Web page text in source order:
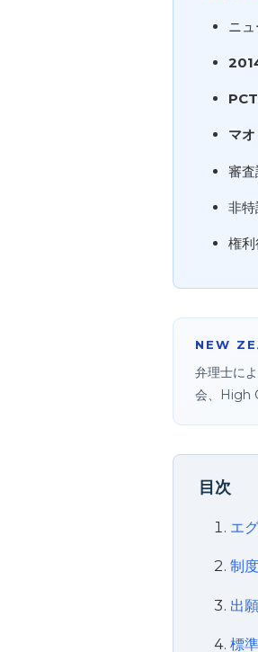
ニ
マ
審
非
権
NEW
弁理士に
会、High
目次
エ
制
出
標